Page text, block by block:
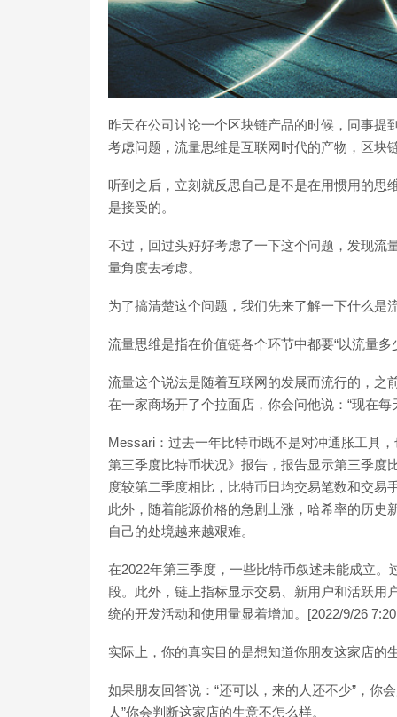
昨天在公司讨论一个区块链产品的时候，同事提
考虑问题，流量思维是互联网时代的产物，区块
听到之后，立刻就反思自己是不是在用惯用的思
是接受的。
不过，回过头好好考虑了一下这个问题，发现流
量角度去考虑。
为了搞清楚这个问题，我们先来了解一下什么是
流量思维是指在价值链各个环节中都要“以流量多
流量这个说法是随着互联网的发展而流行的，之
在一家商场开了个拉面店，你会问他说：“现在每
Messari：过去一年比特币既不是对冲通胀工具
第三季度比特币状况》报告，报告显示第三季度
度较第二季度相比，比特币日均交易笔数和交易
此外，随着能源价格的急剧上涨，哈希率的历史
自己的处境越来越艰难。
在2022年第三季度，一些比特币叙述未能成立
段。此外，链上指标显示交易、新用户和活跃用
统的开发活动和使用量显着增加。[2022/9/26
实际上，你的真实目的是想知道你朋友这家店的
如果朋友回答说：“还可以，来的人还不少”，你
人”你会判断这家店的生意不怎么样。